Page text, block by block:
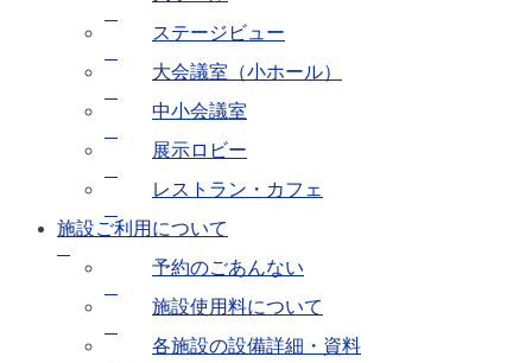
ステージビュー
大会議室（小ホール）
中小会議室
展示ロビー
レストラン・カフェ
施設ご利用について
予約のごあんない
施設使用料について
各施設の設備詳細・資料